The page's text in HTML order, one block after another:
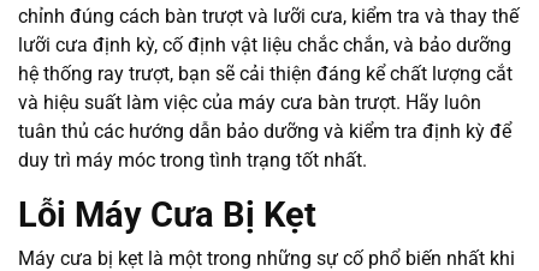
chỉnh đúng cách bàn trượt và lưỡi cưa, kiểm tra và thay thế
lưỡi cưa định kỳ, cố định vật liệu chắc chắn, và bảo dưỡng
hệ thống ray trượt, bạn sẽ cải thiện đáng kể chất lượng cắt
và hiệu suất làm việc của máy cưa bàn trượt. Hãy luôn
tuân thủ các hướng dẫn bảo dưỡng và kiểm tra định kỳ để
duy trì máy móc trong tình trạng tốt nhất.
Lỗi Máy Cưa Bị Kẹt
Máy cưa bị kẹt là một trong những sự cố phổ biến nhất khi